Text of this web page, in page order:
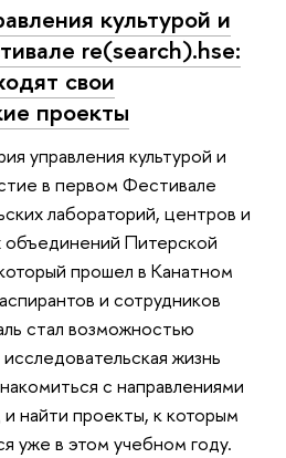
культурой и
re(search).hse:
свои
проекты
управления культурой и
в первом Фестивале
лабораторий, центров и
объединений Питерской
прошел в Канатном
и сотрудников
стал возможностью
жизнь
с направлениями
найти проекты, к которым
уже в этом учебном году.